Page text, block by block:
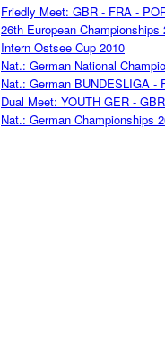
Friedly Meet: GBR - FRA -
26th European Championships
Intern Ostsee Cup 2010
Nat.: German National
Nat.: German BUNDESLIGA -
Dual Meet: YOUTH GER -
Nat.: German Championships